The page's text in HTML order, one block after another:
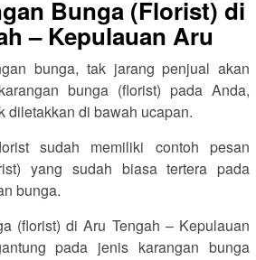
Bunga (Florist) di
– Kepulauan Aru
bunga, tak jarang penjual akan
bunga (florist) pada Anda,
diletakkan di bawah ucapan.
sudah memiliki contoh pesan
yang sudah biasa tertera pada
bunga.
(florist) di Aru Tengah – Kepulauan
pada jenis karangan bunga